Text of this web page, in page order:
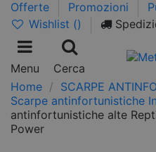
Offerte Promozioni
Wishlist ()
Menu Cerca
Home
SCARPE
Scarpe antinfortunistiche
antinfortunistiche alte
Power